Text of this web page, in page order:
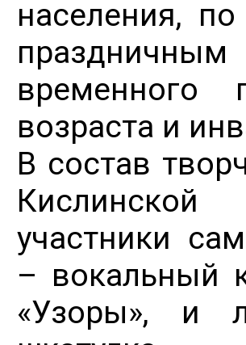
населения,
временного
возраста и
В состав
участники
– вокальный
«Узоры», и